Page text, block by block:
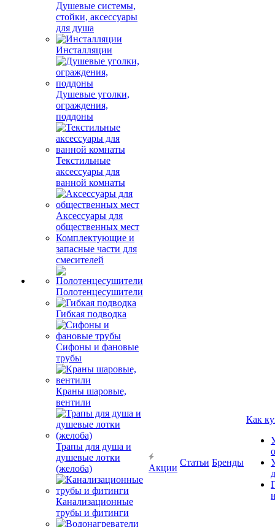
Душевые системы,
стойки, аксессуары
для душа
Инсталляции
Душевые уголки,
ограждения,
поддоны
Текстильные
аксессуары для
ванной комнаты
Аксессуары для
общественных мест
Комплектующие и
запасные части для
смесителей
Полотенцесушители
Гибкая подводка
Сифоны и фановые
трубы
Краны шаровые,
вентили
Трапы для душа и
душевые лотки
(желоба)
Канализационные
трубы и фитинги
Акции
Статьи Бренды
Как